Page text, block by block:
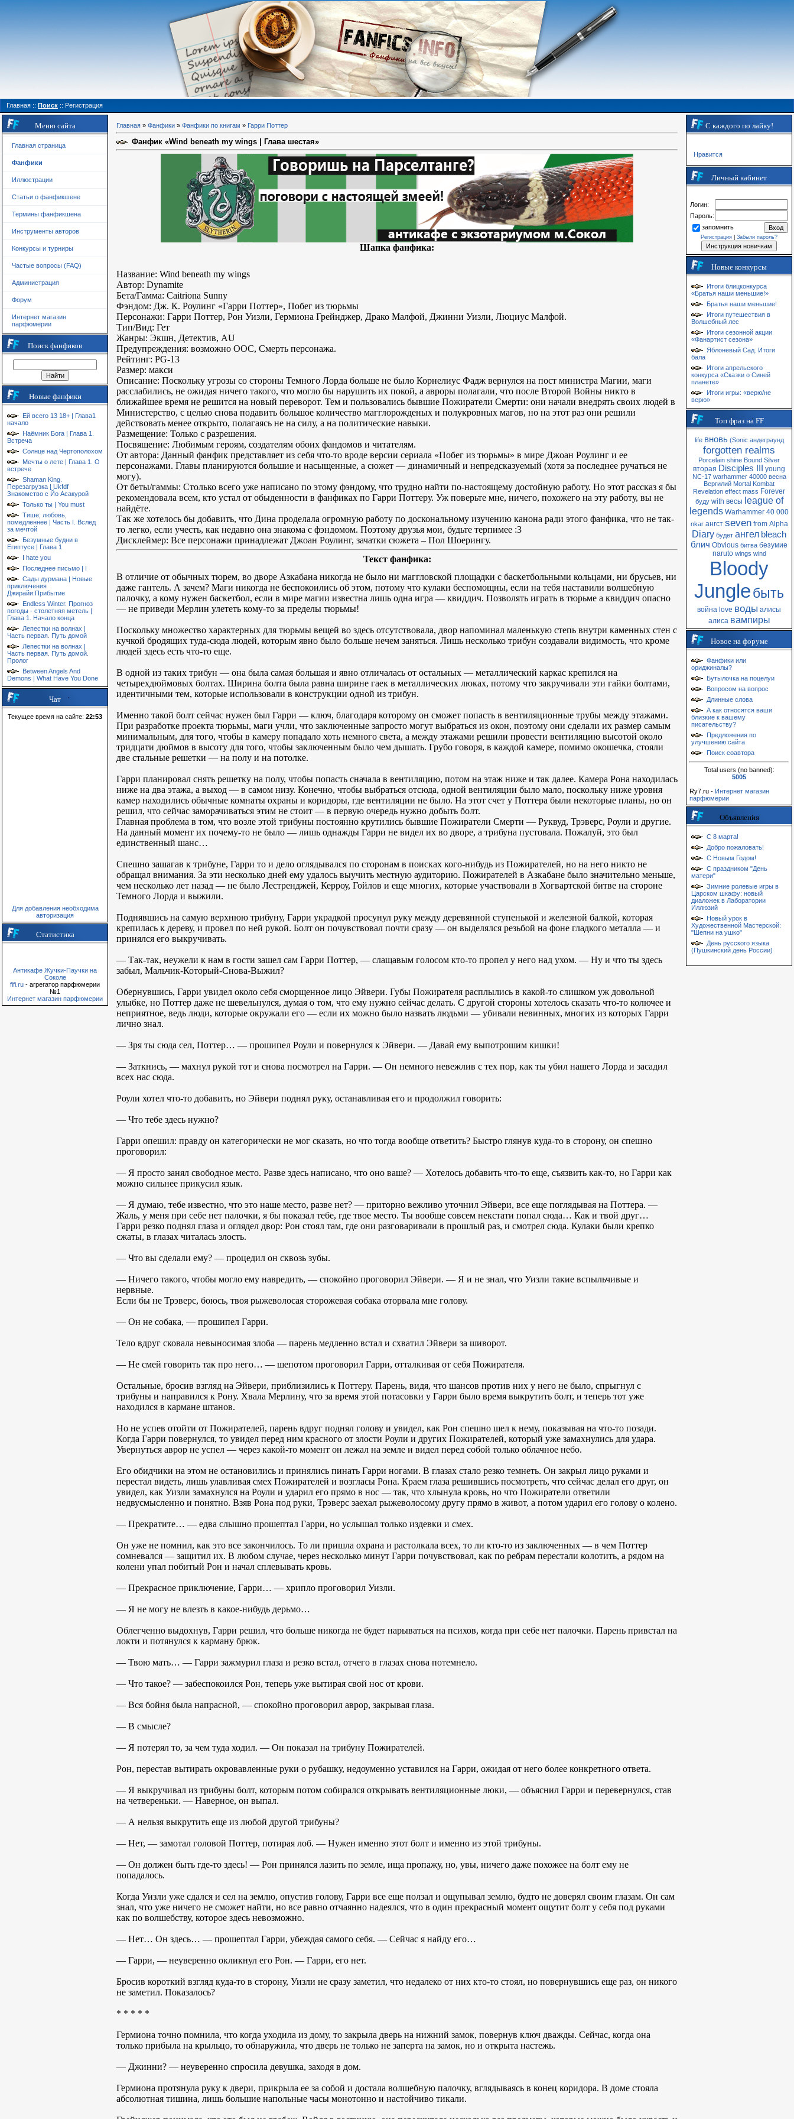
Главная :: Поиск :: Регистрация
Меню сайта
Главная страница
Фанфики
Иллюстрации
Статьи о фанфикшене
Термины фанфикшена
Инструменты авторов
Конкурсы и турниры
Частые вопросы (FAQ)
Администрация
Форум
Интернет магазин
парфюмерии
Поиск фанфиков
Новые фанфики
Ей всего 13 18+ | Глава1
начало
Наёмник Бога | Глава 1.
Встреча
Солнце над Чертополохом
Мечты о лете | Глава 1. О
встрече
Shaman King.
Перезагрузка | Ukfdf
Знакомство с Йо Асакурой
Только ты | You must
Тише, любовь,
помедленнее | Часть I. Вслед
за мечтой
Безумные будни в
Египтусе | Глава 1
I hate you
Последнее письмо | I
Сады дурмана | Новые
приключения
Джирайи:Прибытие
Endless Winter. Прогноз
погоды - столетняя метель |
Глава 1. Начало конца
Лепестки на волнах |
Часть первая. Путь домой
Лепестки на волнах |
Часть первая. Путь домой.
Пролог
Between Angels And
Demons | What Have You Done
Чат
Текущее время на сайте: 22:53
Для добавления необходима
авторизация
Статистика
Антикафе Жучки-Паучки на
Соколе
fifi.ru - агрегатор парфюмерии
№1
Интернет магазин парфюмерии
Главная » Фанфики » Фанфики по книгам » Гарри Поттер
Фанфик «Wind beneath my wings | Глава шестая»
Шапка фанфика:
Название: Wind beneath my wings
Автор: Dynamite
Бета/Гамма: Caitriona Sunny
Фэндом: Дж. К. Роулинг «Гарри Поттер», Побег из тюрьмы
Персонажи: Гарри Поттер, Рон Уизли, Гермиона Грейнджер, Драко Малфой, Джинни Уизли, Люциус Малфой.
Тип/Вид: Гет
Жанры: Экшн, Детектив, AU
Предупреждения: возможно ООС, Смерть персонажа.
Рейтинг: PG-13
Размер: макси
Описание: Поскольку угрозы со стороны Темного Лорда больше не было Корнелиус Фадж вернулся на пост министра Магии, маги
расслабились, не ожидая ничего такого, что могло бы нарушить их покой, а авроры полагали, что после Второй Войны никто в
ближайшее время не решится на новый переворот. Тем и пользовались бывшие Пожиратели Смерти: они начали внедрять своих людей в
Министерство, с целью снова подавить большое количество магглорожденых и полукровных магов, но на этот раз они решили
действовать менее открыто, полагаясь не на силу, а на политические навыки.
Размещение: Только с разрешения.
Посвящение: Любимым героям, создателям обоих фандомов и читателям.
От автора: Данный фанфик представляет из себя что-то вроде версии сериала «Побег из тюрьмы» в мире Джоан Роулинг и ее
персонажами. Главы планируются большие и насыщенные, а сюжет — динамичный и непредсказуемый (хотя за последнее ручаться не
могу).
От беты/гаммы: Столько всего уже написано по этому фэндому, что трудно найти по-настоящему достойную работу. Но этот рассказ я бы
рекомендовала всем, кто устал от обыденности в фанфиках по Гарри Поттеру. Уж поверьте мне, ничего, похожего на эту работу, вы не
найдёте.
Так же хотелось бы добавить, что Дина проделала огромную работу по доскональному изучению канона ради этого фанфика, что не так-
то легко, если учесть, как недавно она знакома с фэндомом. Поэтому друзья мои, будьте терпимее :3
Дисклеймер: Все персонажи принадлежат Джоан Роулинг, зачатки сюжета – Пол Шоерингу.
Текст фанфика:
В отличие от обычных тюрем, во дворе Азкабана никогда не было ни маггловской площадки с баскетбольными кольцами, ни брусьев, ни
даже гантель. А зачем? Маги никогда не беспокоились об этом, потому что кулаки беспомощны, если на тебя наставили волшебную
палочку, а кому нужен баскетбол, если в мире магии известна лишь одна игра — квиддич. Позволять играть в тюрьме а квиддич опасно
— не приведи Мерлин улететь кому-то за пределы тюрьмы!
Поскольку множество характерных для тюрьмы вещей во здесь отсутствовала, двор напоминал маленькую степь внутри каменных стен с
кучкой бродящих туда-сюда людей, которым явно было больше нечем заняться. Лишь несколько трибун создавали видимость, что кроме
людей здесь есть что-то еще.
В одной из таких трибун — она была самая большая и явно отличалась от остальных — металлический каркас крепился на
четырехдюймовых болтах. Ширина болта была равна ширине гаек в металлических люках, потому что закручивали эти гайки болтами,
идентичными тем, которые использовали в конструкции одной из трибун.
Именно такой болт сейчас нужен был Гарри — ключ, благодаря которому он сможет попасть в вентиляционные трубы между этажами.
При разработке проекта тюрьмы, маги учли, что заключенные запросто могут выбраться из окон, поэтому они сделали их размер самым
минимальным, для того, чтобы в камеру попадало хоть немного света, а между этажами решили провести вентиляцию высотой около
тридцати дюймов в высоту для того, чтобы заключенным было чем дышать. Грубо говоря, в каждой камере, помимо окошечка, стояли
две стальные решетки — на полу и на потолке.
Гарри планировал снять решетку на полу, чтобы попасть сначала в вентиляцию, потом на этаж ниже и так далее. Камера Рона находилась
ниже на два этажа, а выход — в самом низу. Конечно, чтобы выбраться отсюда, одной вентиляции было мало, поскольку ниже уровня
камер находились обычные комнаты охраны и коридоры, где вентиляции не было. На этот счет у Поттера были некоторые планы, но он
решил, что сейчас заморачиваться этим не стоит — в первую очередь нужно добыть болт.
Главная проблема в том, что возле этой трибуны постоянно крутились бывшие Пожиратели Смерти — Руквуд, Трэверс, Роули и другие.
На данный момент их почему-то не было — лишь однажды Гарри не видел их во дворе, а трибуна пустовала. Пожалуй, это был
единственный шанс…
Спешно зашагав к трибуне, Гарри то и дело оглядывался по сторонам в поисках кого-нибудь из Пожирателей, но на него никто не
обращал внимания. За эти несколько дней ему удалось выучить местную аудиторию. Пожирателей в Азкабане было значительно меньше,
чем несколько лет назад — не было Лестренджей, Керроу, Гойлов и еще многих, которые участвовали в Хогвартской битве на стороне
Темного Лорда и выжили.
Поднявшись на самую верхнюю трибуну, Гарри украдкой просунул руку между деревянной ступенькой и железной балкой, которая
крепилась к дереву, и провел по ней рукой. Болт он почувствовал почти сразу — он выделялся резьбой на фоне гладкого металла — и
принялся его выкручивать.
— Так-так, неужели к нам в гости зашел сам Гарри Поттер, — слащавым голосом кто-то пропел у него над ухом. — Ну и что ты здесь
забыл, Мальчик-Который-Снова-Выжил?
Обернувшись, Гарри увидел около себя сморщенное лицо Эйвери. Губы Пожирателя расплылись в какой-то слишком уж довольной
улыбке, но Поттер даже не шевельнулся, думая о том, что ему нужно сейчас делать. С другой стороны хотелось сказать что-то колючее и
неприятное, ведь люди, которые окружали его — если их можно было назвать людьми — убивали невинных, многих из которых Гарри
лично знал.
— Зря ты сюда сел, Поттер… — прошипел Роули и повернулся к Эйвери. — Давай ему выпотрошим кишки!
— Заткнись, — махнул рукой тот и снова посмотрел на Гарри. — Он немного невежлив с тех пор, как ты убил нашего Лорда и засадил
всех нас сюда.
Роули хотел что-то добавить, но Эйвери поднял руку, останавливая его и продолжил говорить:
— Что тебе здесь нужно?
Гарри опешил: правду он категорически не мог сказать, но что тогда вообще ответить? Быстро глянув куда-то в сторону, он спешно
проговорил:
— Я просто занял свободное место. Разве здесь написано, что оно ваше? — Хотелось добавить что-то еще, съязвить как-то, но Гарри как
можно сильнее прикусил язык.
— Я думаю, тебе известно, что это наше место, разве нет? — приторно вежливо уточнил Эйвери, все еще поглядывая на Поттера. —
Жаль, у меня при себе нет палочки, я бы показал тебе, где твое место. Ты вообще совсем некстати попал сюда… Как и твой друг…
Гарри резко поднял глаза и оглядел двор: Рон стоял там, где они разговаривали в прошлый раз, и смотрел сюда. Кулаки были крепко
сжаты, в глазах читалась злость.
— Что вы сделали ему? — процедил он сквозь зубы.
— Ничего такого, чтобы могло ему навредить, — спокойно проговорил Эйвери. — Я и не знал, что Уизли такие вспыльчивые и
нервные.
Если бы не Трэверс, боюсь, твоя рыжеволосая сторожевая собака оторвала мне голову.
— Он не собака, — прошипел Гарри.
Тело вдруг сковала невыносимая злоба — парень медленно встал и схватил Эйвери за шиворот.
— Не смей говорить так про него… — шепотом проговорил Гарри, отталкивая от себя Пожирателя.
Остальные, бросив взгляд на Эйвери, приблизились к Поттеру. Парень, видя, что шансов против них у него не было, спрыгнул с
трибуны и направился к Рону. Хвала Мерлину, что за время этой потасовки у Гарри было время выкрутить болт, и теперь тот уже
находился в кармане штанов.
Но не успев отойти от Пожирателей, парень вдруг поднял голову и увидел, как Рон спешно шел к нему, показывая на что-то позади.
Когда Гарри повернулся, то увидел перед ним красного от злости Роули и других Пожирателей, который уже замахнулись для удара.
Увернуться аврор не успел — через какой-то момент он лежал на земле и видел перед собой только облачное небо.
Его обидчики на этом не остановились и принялись пинать Гарри ногами. В глазах стало резко темнеть. Он закрыл лицо руками и
перестал видеть, лишь улавливая смех Пожирателей и возгласы Рона. Краем глаза решившись посмотреть, что сейчас делал его друг, он
увидел, как Уизли замахнулся на Роули и ударил его прямо в нос — так, что хлынула кровь, но что Пожиратели ответили
недвусмысленно и понятно. Взяв Рона под руки, Трэверс заехал рыжеволосому другу прямо в живот, а потом ударил его голову о колено.
— Прекратите… — едва слышно прошептал Гарри, но услышал только издевки и смех.
Он уже не помнил, как это все закончилось. То ли пришла охрана и растолкала всех, то ли кто-то из заключенных — в чем Поттер
сомневался — защитил их. В любом случае, через несколько минут Гарри почувствовал, как по ребрам перестали колотить, а рядом на
колени упал побитый Рон и начал сплевывать кровь.
— Прекрасное приключение, Гарри… — хрипло проговорил Уизли.
— Я не могу не влезть в какое-нибудь дерьмо…
Облегченно выдохнув, Гарри решил, что больше никогда не будет нарываться на психов, когда при себе нет палочки. Парень привстал на
локти и потянулся к карману брюк.
— Твою мать… — Гарри зажмурил глаза и резко встал, отчего в глазах снова потемнело.
— Что такое? — забеспокоился Рон, теперь уже вытирая свой нос от крови.
— Вся бойня была напрасной, — спокойно проговорил аврор, закрывая глаза.
— В смысле?
— Я потерял то, за чем туда ходил. — Он показал на трибуну Пожирателей.
Рон, перестав вытирать окровавленные руки о рубашку, недоуменно уставился на Гарри, ожидая от него более конкретного ответа.
— Я выкручивал из трибуны болт, которым потом собирался открывать вентиляционные люки, — объяснил Гарри и перевернулся, став
на четвереньки. — Наверное, он выпал.
— А нельзя выкрутить еще из любой другой трибуны?
— Нет, — замотал головой Поттер, потирая лоб. — Нужен именно этот болт и именно из этой трибуны.
— Он должен быть где-то здесь! — Рон принялся лазить по земле, ища пропажу, но, увы, ничего даже похожее на болт ему не
попадалось.
Когда Уизли уже сдался и сел на землю, опустив голову, Гарри все еще ползал и ощупывал землю, будто не доверял своим глазам. Он сам
знал, что уже ничего не сможет найти, но все равно отчаянно надеялся, что в один прекрасный момент ощутит болт у себя под руками
как по волшебству, которое здесь невозможно.
— Нет… Он здесь… — прошептал Гарри, убеждая самого себя. — Сейчас я найду его…
— Гарри, — неуверенно окликнул его Рон. — Гарри, его нет.
Бросив короткий взгляд куда-то в сторону, Уизли не сразу заметил, что недалеко от них кто-то стоял, но повернувшись еще раз, он никого
не заметил. Показалось?
* * * * *
Гермиона точно помнила, что когда уходила из дому, то закрыла дверь на нижний замок, повернув ключ дважды. Сейчас, когда она
только прибыла на крыльцо, то обнаружила, что дверь не только не заперта на замок, но и открыта настежь.
— Джинни? — неуверенно спросила девушка, заходя в дом.
Гермиона протянула руку к двери, прикрыла ее за собой и достала волшебную палочку, вглядываясь в конец коридора. В доме стояла
абсолютная тишина, лишь большие напольные часы монотонно и настойчиво тикали.
С каждого по лайку!
Нравится
Личный кабинет
Логин:
Пароль:
запомнить
Регистрация Забыли пароль?
Новые конкурсы
Итоги блицконкурса
«Братья наши меньшие!»
Братья наши меньшие!
Итоги путешествия в
Волшебный лес
Итоги сезонной акции
«Фанартист сезона»
Яблоневый Сад. Итоги
бала
Итоги апрельского
конкурса «Сказки о Синей
планете»
Итоги игры: «верю/не
верю»
Топ фраз на FF
life вновь (Sonic андеграунд
forgotten realms
Porcelain shine Bound Silver
вторая Disciples III young
NC-17 warhammer 40000 весна
Вергилий Mortal Kombat
Revelation effect mass Forever
буду with весы league of
legends Warhammer 40 000
nkar ангст seven from Alpha
Diary будет ангел bleach
блич Obvious битва безумие
naruto wings wind
Bloody
Jungleбыть
война love воды алисы
алиса вампиры
Новое на форуме
Фанфики или
ориджиналы?
Бутылочка на поцелуи
Вопросом на вопрос
Длинные слова
А как относятся ваши
близкие к вашему
писательству?
Предложения по
улучшению сайта
Поиск соавтора
Total users (no banned):
5005
Ry7.ru - Интернет магазин
парфюмерии
Объявления
С 8 марта!
Добро пожаловать!
С Новым Годом!
С праздником "День
матери"
Зимние ролевые игры в
Царском шкафу: новый
диаложек в Лаборатории
Иллюзий
Новый урок в
Художественной Мастерской:
"Шепни на ушко"
День русского языка
(Пушкинский день России)